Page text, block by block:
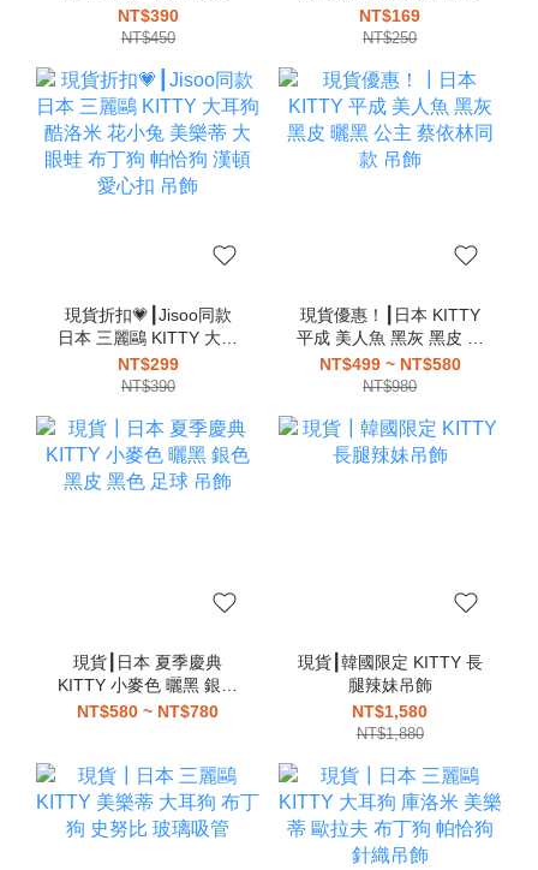
開運 原子筆
NT$390
NT$450
樂蒂 布丁狗 花小兔 帕恰
狗 庫洛米 醜魚
NT$169
NT$250
現貨折扣💗┃Jisoo同款
日本 三麗鷗 KITTY 大耳
狗 酷洛米 花小兔 美樂蒂
大眼蛙 布丁狗 帕恰狗 漢
NT$299
NT$390
現貨優惠！┃日本 KITTY
平成 美人魚 黑灰 黑皮 曬
黑 公主 蔡依林同款 吊飾
NT$499 ~ NT$580
NT$980
現貨┃日本 夏季慶典
KITTY 小麥色 曬黑 銀色
黑皮 黑色 足球 吊飾
NT$580 ~ NT$780
現貨┃韓國限定 KITTY 長
腿辣妹吊飾
NT$1,580
NT$1,880